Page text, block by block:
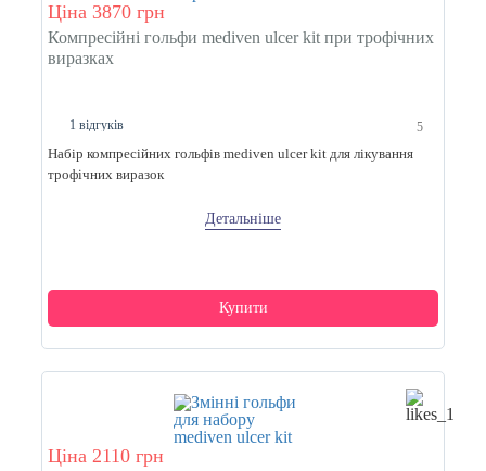
Ціна 3870 грн
Компресійні гольфи mediven ulcer kit при трофічних
виразках
1 відгуків 5
Набір компресійних гольфів mediven ulcer kit для лікування
трофічних виразок
Детальніше
Купити
Ціна 2110 грн